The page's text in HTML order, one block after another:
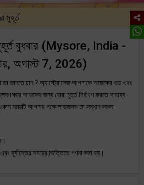
মুহূর্ত
বুধবার (Mysore, India -
অগাস্ট 7, 2026)
তা জানতে চান ? অ্যাস্ট্রোসেজ আপনাকে আজকের শুভ এবং
করে আজকের জন্য হোরা মুহুর্ত নির্ধারণ করতে সাহায্য
কোন সময়টি আপনার পক্ষে লাভজনক তা সন্ধান করুন:
সূর্যাস্তের সময়ের ভিত্তিতে গণনা করা হয়।